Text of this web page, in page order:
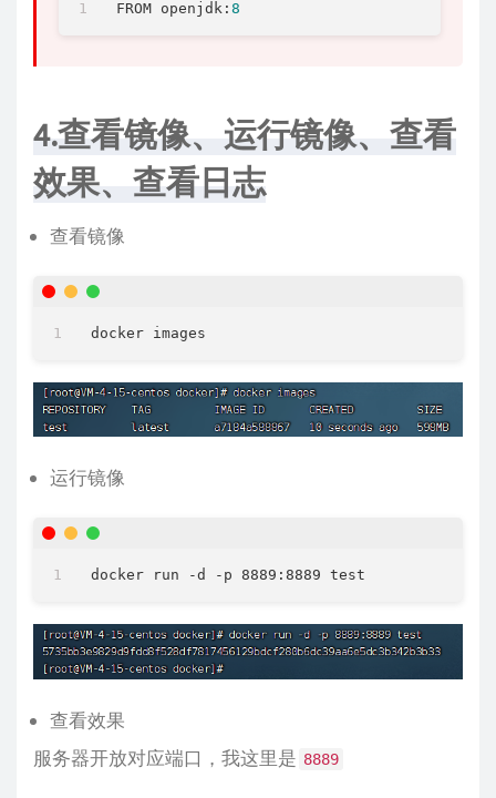
FROM openjdk: 8
4.查看镜像、运行镜像、查看
效果、查看日志
查看镜像
运行镜像
查看效果
服务器开放对应端口，我这里是 8889